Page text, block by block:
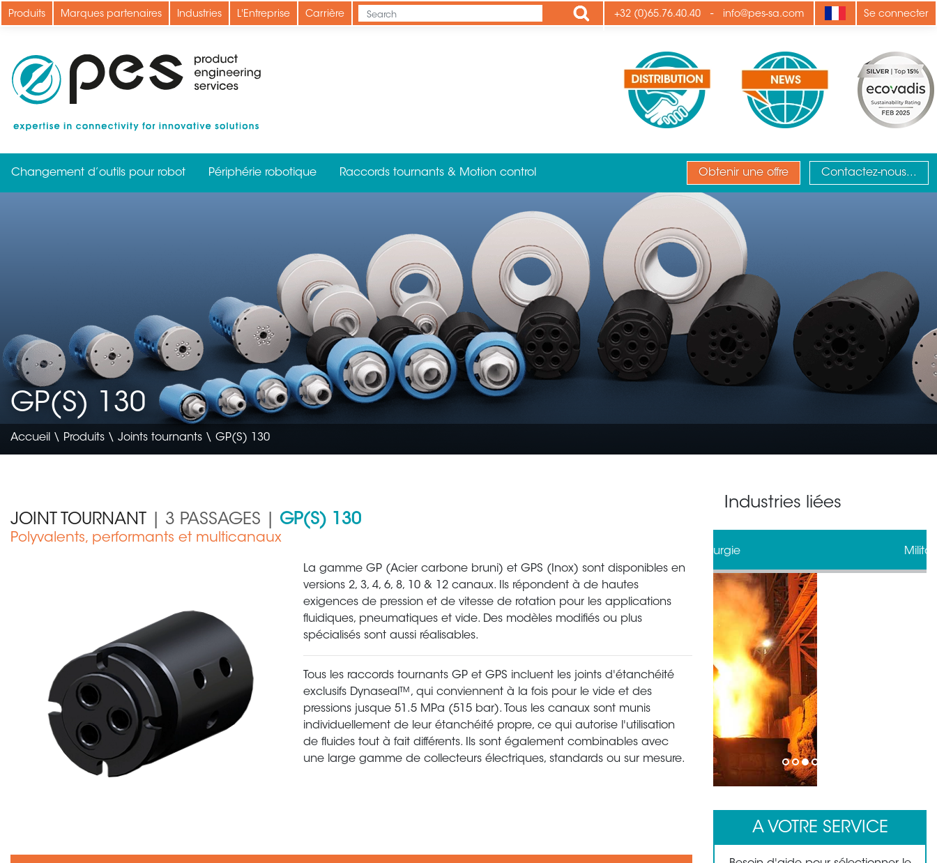
Aller
au
principal
Produits Marques partenaires Industries L'Entreprise Carrière Apply +32 (0)65.76.40.40 - info@pes-sa.com Se connecter
Changement d’outils pour robot Périphérie robotique Raccords tournants & Motion control Obtenir une offre Contactez-nous...
GP(S) 130
Accueil \ Produits \ Joints tournants \ GP(S) 130
JOINT TOURNANT | 3 PASSAGES | GP(S) 130
Polyvalents, performants et multicanaux
La gamme GP (Acier carbone bruni) et GPS (Inox) sont disponibles en
versions 2, 3, 4, 6, 8, 10 & 12 canaux. Ils répondent à de hautes
exigences de pression et de vitesse de rotation pour les applications
fluidiques, pneumatiques et vide. Des modèles modifiés ou plus
spécialisés sont aussi réalisables.
Tous les raccords tournants GP et GPS incluent les joints d'étanchéité
exclusifs Dynaseal™, qui conviennent à la fois pour le vide et des
pressions jusque 51.5 MPa (515 bar). Tous les canaux sont munis
individuellement de leur étanchéité propre, ce qui autorise l'utilisation
de fluides tout à fait différents. Ils sont également combinables avec
une large gamme de collecteurs électriques, standards ou sur mesure.
Industries liées
1 2 3 4
A VOTRE SERVICE